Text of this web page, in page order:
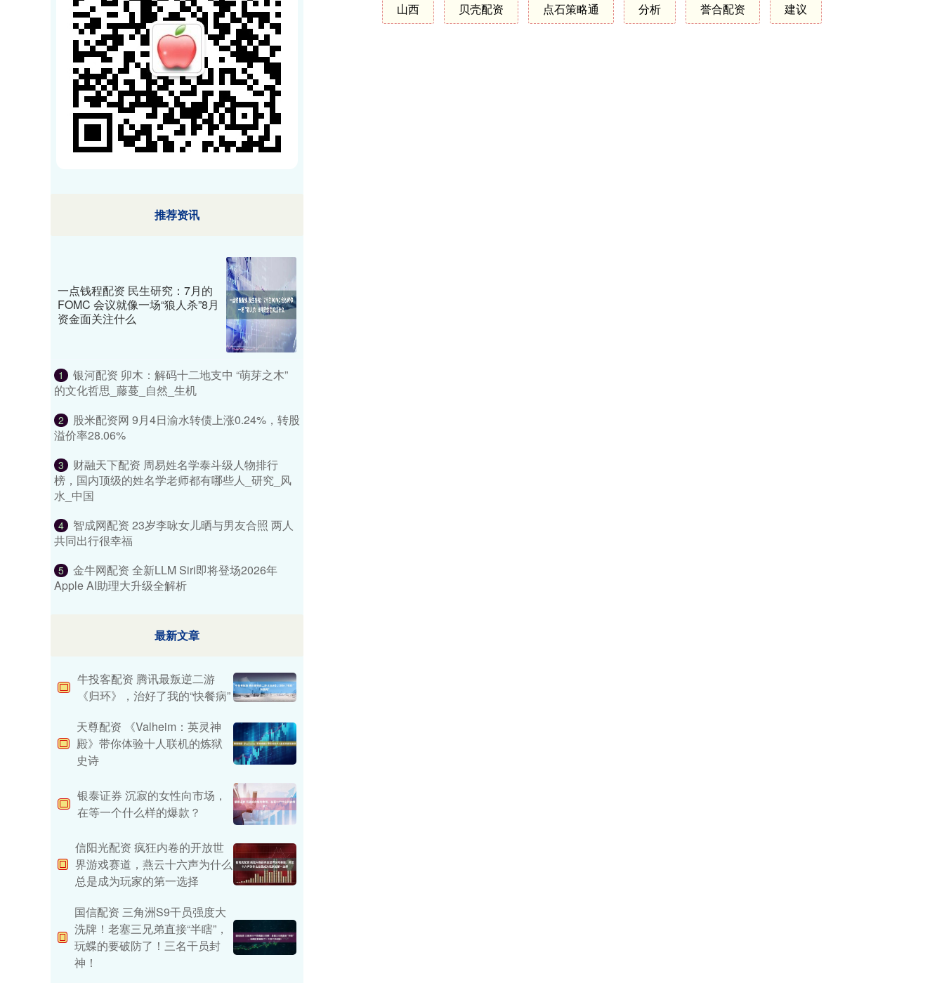
山西 贝壳配资 点石策略通 分析 誉合配资 建议
推荐资讯
一点钱程配资 民生研究：7月的
FOMC 会议就像一场“狼人杀”8月
资金面关注什么
1
银河配资 卯木：解码十二地支中 “萌芽之木”
的文化哲思_藤蔓_自然_生机
2
股米配资网 9月4日渝水转债上涨0.24%，转股
溢价率28.06%
3
财融天下配资 周易姓名学泰斗级人物排行
榜，国内顶级的姓名学老师都有哪些人_研究_风
水_中国
4
智成网配资 23岁李咏女儿晒与男友合照 两人
共同出行很幸福
5
金牛网配资 全新LLM Siri即将登场2026年
Apple AI助理大升级全解析
最新文章
牛投客配资 腾讯最叛逆二游
《归环》，治好了我的“快餐病”
天尊配资 《Valheim：英灵神
殿》带你体验十人联机的炼狱
史诗
银泰证券 沉寂的女性向市场，
在等一个什么样的爆款？
信阳光配资 疯狂内卷的开放世
界游戏赛道，燕云十六声为什么
总是成为玩家的第一选择
国信配资 三角洲S9干员强度大
洗牌！老塞三兄弟直接“半瞎”，
玩蝶的要破防了！三名干员封
神！